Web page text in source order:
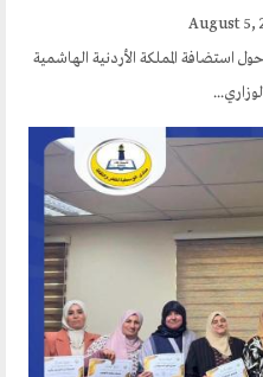
استضافة المملكة الأردنية الهاشمية